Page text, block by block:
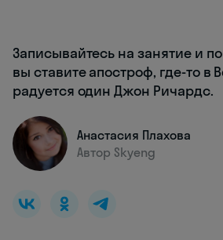
Записывайтесь на занятие и
вы ставите апостроф, где-то в
радуется один Джон Ричардс.
Анастасия Плахова
Автор Skyeng